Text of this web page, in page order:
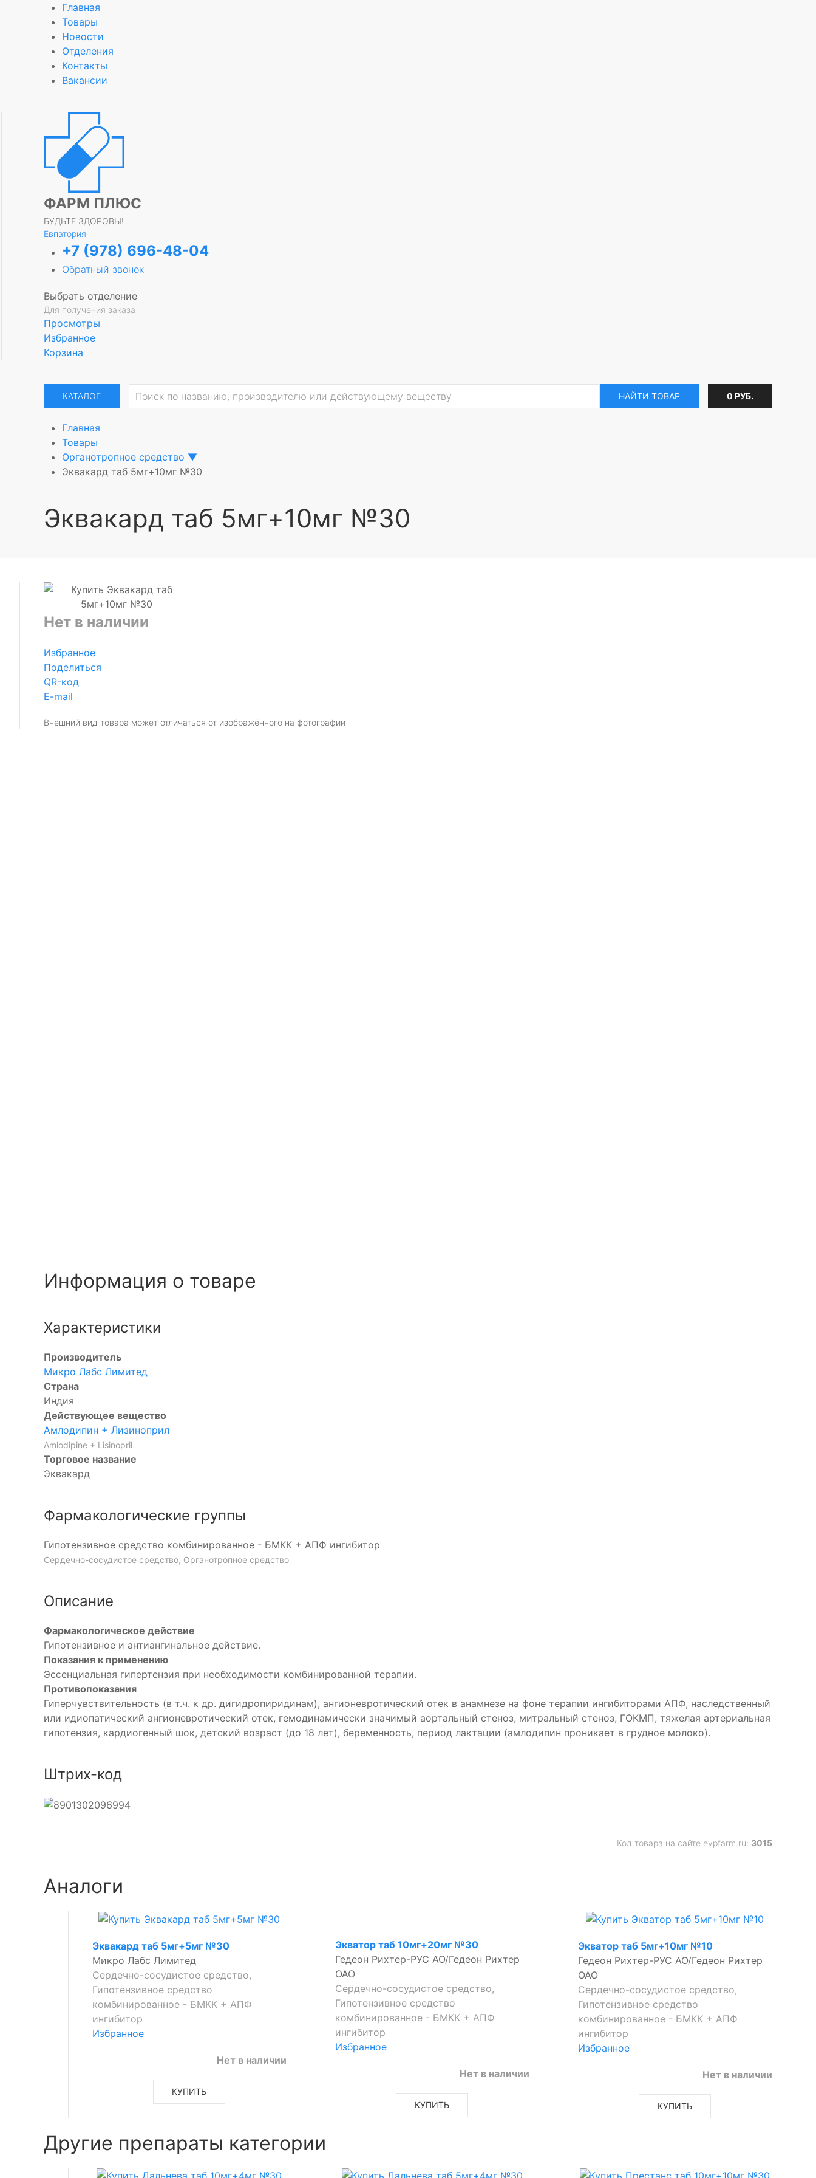
Главная
Товары
Новости
Отделения
Контакты
Вакансии
ФАРМ ПЛЮС
БУДЬТЕ ЗДОРОВЫ!
Евпатория
+7 (978) 696-48-04
Обратный звонок
Выбрать отделение
Для получения заказа
Просмотры
Избранное
Корзина
КАТАЛОГ НАЙТИ ТОВАР 0 РУБ.
Главная
Товары
Органотропное средство ▼
Эквакард таб 5мг+10мг №30
Эквакард таб 5мг+10мг №30
Нет в наличии
Избранное
Поделиться
QR-код
E-mail
Внешний вид товара может отличаться от изображённого на фотографии
Информация о товаре
Характеристики
Производитель
Микро Лабс Лимитед
Страна
Индия
Действующее вещество
Амлодипин + Лизиноприл
Amlodipine + Lisinopril
Торговое название
Эквакард
Фармакологические группы
Гипотензивное средство комбинированное - БМКК + АПФ ингибитор
Сердечно-сосудистое средство, Органотропное средство
Описание
Фармакологическое действие
Гипотензивное и антиангинальное действие.
Показания к применению
Эссенциальная гипертензия при необходимости комбинированной терапии.
Противопоказания
Гиперчувствительность (в т.ч. к др. дигидропиридинам), ангионевротический отек в анамнезе на фоне терапии ингибиторами АПФ, наследственный
или идиопатический ангионевротический отек, гемодинамически значимый аортальный стеноз, митральный стеноз, ГОКМП, тяжелая артериальная
гипотензия, кардиогенный шок, детский возраст (до 18 лет), беременность, период лактации (амлодипин проникает в грудное молоко).
Штрих-код
Код товара на сайте evpfarm.ru: 3015
Аналоги
Эквакард таб 5мг+5мг №30
Микро Лабс Лимитед
Сердечно-сосудистое средство,
Гипотензивное средство
комбинированное - БМКК + АПФ
ингибитор
Избранное
Нет в наличии
КУПИТЬ
Экватор таб 10мг+20мг №30
Гедеон Рихтер-РУС АО/Гедеон Рихтер
ОАО
Сердечно-сосудистое средство,
Гипотензивное средство
комбинированное - БМКК + АПФ
ингибитор
Избранное
Нет в наличии
КУПИТЬ
Экватор таб 5мг+10мг №10
Гедеон Рихтер-РУС АО/Гедеон Рихтер
ОАО
Сердечно-сосудистое средство,
Гипотензивное средство
комбинированное - БМКК + АПФ
ингибитор
Избранное
Нет в наличии
КУПИТЬ
Другие препараты категории